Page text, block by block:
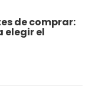
de comprar:
elegir el